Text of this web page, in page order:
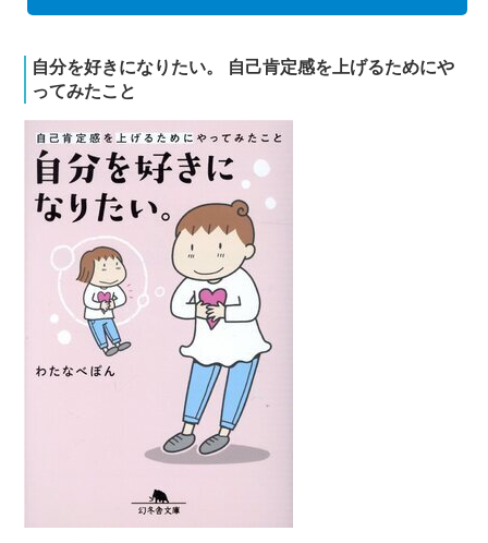
自分を好きになりたい。 自己肯定感を上げるためにや
ってみたこと